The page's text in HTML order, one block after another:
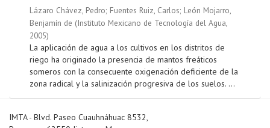
Lázaro Chávez, Pedro; Fuentes Ruiz, Carlos; León Mojarro,
Benjamín de (Instituto Mexicano de Tecnología del Agua,
2005)
La aplicación de agua a los cultivos en los distritos de
riego ha originado la presencia de mantos freáticos
someros con la consecuente oxigenación deficiente de la
zona radical y la salinización progresiva de los suelos. ...
IMTA - Blvd. Paseo Cuauhnáhuac 8532,